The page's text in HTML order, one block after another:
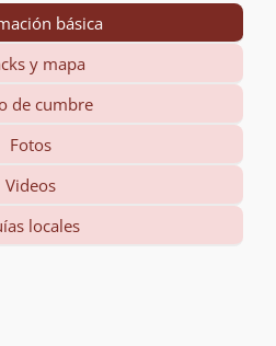
básica
y mapa
de cumbre
Fotos
Videos
locales